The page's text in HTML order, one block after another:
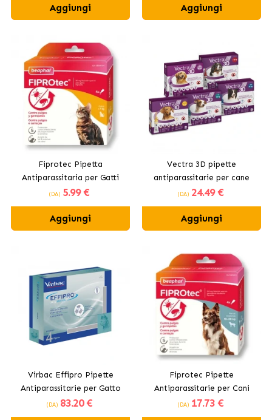
Aggiungi Aggiungi
Fiprotec Pipetta
Antiparassitaria per Gatti
Beaphar
(DA) 5.99 €
Aggiungi
Vectra 3D pipette
antiparassitarie per cane
(DA) 24.49 €
Aggiungi
Virbac Effipro Pipette
Antiparassitarie per Gatto
(DA) 83.20 €
Fiprotec Pipette
Antiparassitarie per Cani
Medi (10-20 kg)
(DA) 17.73 €